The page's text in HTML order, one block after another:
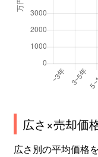
広さ×売却価
広さ別の平均価格